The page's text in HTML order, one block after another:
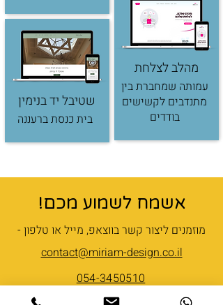
מהלב לצלחת
עמותה שמחברת בין
מתנדבים לקשישים
בודדים
שטיבל יד בנימין
בית כנסת ברעננה
אשמח לשמוע מכם!
מוזמנים ליצור קשר בווצאפ, מייל או טלפון -
contact@miriam-design.co.il
054-3450510